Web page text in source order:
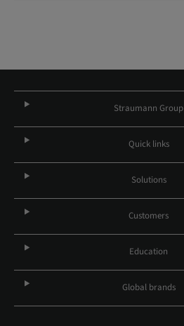
Straumann Group
Quick links
Solutions
Customers
Education
Global brands